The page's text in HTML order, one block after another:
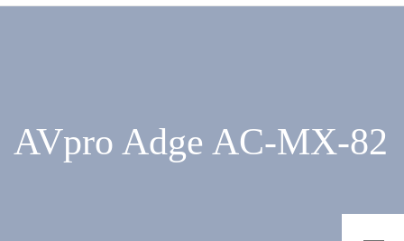
AVpro Adge AC-MX-82